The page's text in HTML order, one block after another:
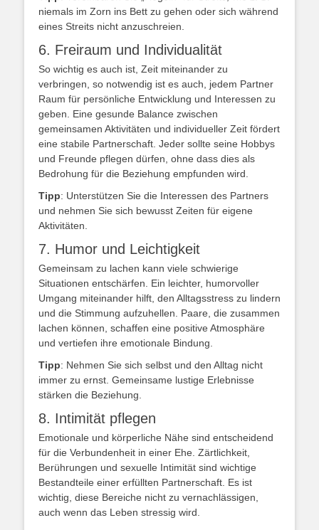
niemals im Zorn ins Bett zu gehen oder sich während
eines Streits nicht anzuschreien.
6. Freiraum und Individualität
So wichtig es auch ist, Zeit miteinander zu
verbringen, so notwendig ist es auch, jedem Partner
Raum für persönliche Entwicklung und Interessen zu
geben. Eine gesunde Balance zwischen
gemeinsamen Aktivitäten und individueller Zeit fördert
eine stabile Partnerschaft. Jeder sollte seine Hobbys
und Freunde pflegen dürfen, ohne dass dies als
Bedrohung für die Beziehung empfunden wird.
Tipp: Unterstützen Sie die Interessen des Partners
und nehmen Sie sich bewusst Zeiten für eigene
Aktivitäten.
7. Humor und Leichtigkeit
Gemeinsam zu lachen kann viele schwierige
Situationen entschärfen. Ein leichter, humorvoller
Umgang miteinander hilft, den Alltagsstress zu lindern
und die Stimmung aufzuhellen. Paare, die zusammen
lachen können, schaffen eine positive Atmosphäre
und vertiefen ihre emotionale Bindung.
Tipp: Nehmen Sie sich selbst und den Alltag nicht
immer zu ernst. Gemeinsame lustige Erlebnisse
stärken die Beziehung.
8. Intimität pflegen
Emotionale und körperliche Nähe sind entscheidend
für die Verbundenheit in einer Ehe. Zärtlichkeit,
Berührungen und sexuelle Intimität sind wichtige
Bestandteile einer erfüllten Partnerschaft. Es ist
wichtig, diese Bereiche nicht zu vernachlässigen,
auch wenn das Leben stressig wird.